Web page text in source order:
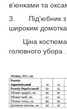
в’юнками та
3. Під’юбник з
широким
Ціна костюма
головного убора .